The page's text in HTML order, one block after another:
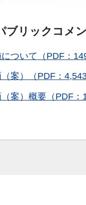
ブリックコメ
ついて（PDF：
案）（PDF：
案）概要（PDF：